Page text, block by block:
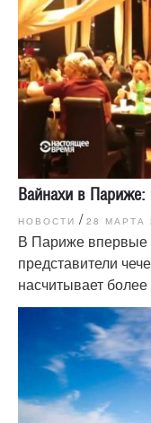
Вайнахи в Париже:
НОВОСТИ / 28 МАРТА
В Париже впервые
представители
насчитывает